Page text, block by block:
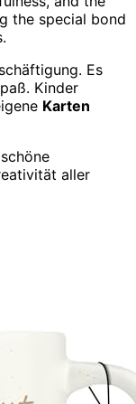
Es
Kinder
Karten
aller